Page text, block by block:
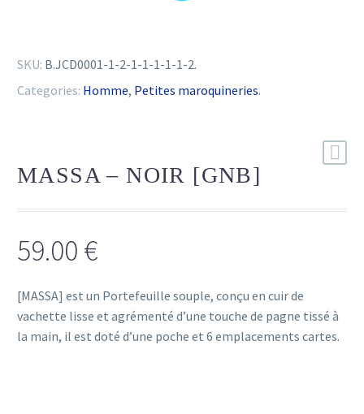
SKU: B.JCD0001-1-2-1-1-1-1-1-2.
Categories: Homme, Petites maroquineries.
MASSA – NOIR [GNB]
59.00 €
[MASSA] est un Portefeuille souple, conçu en cuir de
vachette lisse et agrémenté d’une touche de pagne tissé à
la main, il est doté d’une poche et 6 emplacements cartes.